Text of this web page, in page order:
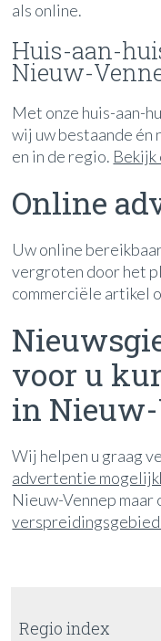
als online.
Huis-aan-
Nieuw-
Met onze huis-aan-
wij uw bestaande én
en in de regio.
Online
Uw online
vergroten door het
commerciële artikel
voor u
in Nieuw-
Wij helpen u graag
advertentie
Nieuw-Vennep maar
Regio index